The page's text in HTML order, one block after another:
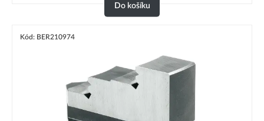
Do košíku
Kód: BER210974